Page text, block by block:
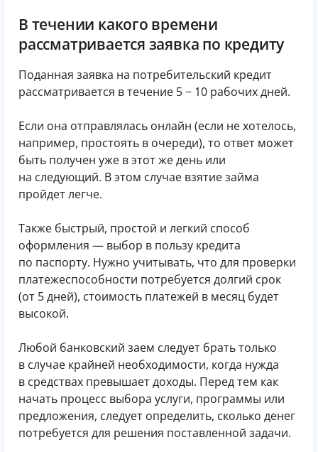
В течении какого времени
рассматривается заявка по кредиту
Поданная заявка на потребительский кредит
рассматривается в течение 5 − 10 рабочих дней.
Если она отправлялась онлайн (если не хотелось,
например, простоять в очереди), то ответ может
быть получен уже в этот же день или
на следующий. В этом случае взятие займа
пройдет легче.
Также быстрый, простой и легкий способ
оформления — выбор в пользу кредита
по паспорту. Нужно учитывать, что для проверки
платежеспособности потребуется долгий срок
(от 5 дней), стоимость платежей в месяц будет
высокой.
Любой банковский заем следует брать только
в случае крайней необходимости, когда нужда
в средствах превышает доходы. Перед тем как
начать процесс выбора услуги, программы или
предложения, следует определить, сколько денег
потребуется для решения поставленной задачи.